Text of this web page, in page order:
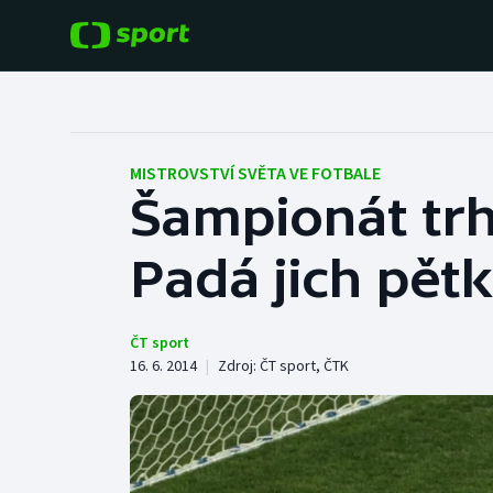
Hokej
Tenis
Cyklistika
Baseball a softbal
Basketbal
Boby a skeleton
Box
MISTROVSTVÍ SVĚTA VE FOTBALE
Šampionát
Padá jich
ČT sport
16. 6. 2014 | Zdroj: ČT sport, ČTK